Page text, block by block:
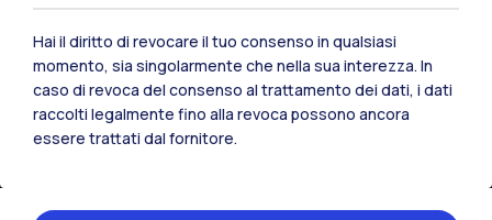
Hai il diritto di revocare il tuo consenso in qualsiasi
momento, sia singolarmente che nella sua interezza. In
caso di revoca del consenso al trattamento dei dati, i dati
raccolti legalmente fino alla revoca possono ancora
essere trattati dal fornitore.